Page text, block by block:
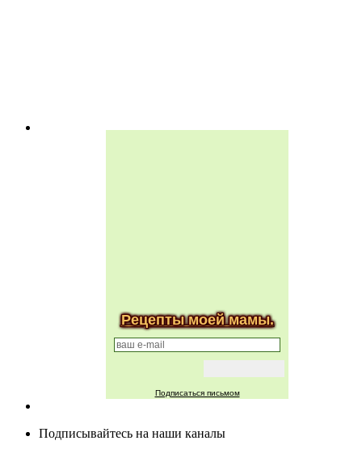
Рецепты моей мамы.
Подписаться письмом
Подписывайтесь на наши каналы